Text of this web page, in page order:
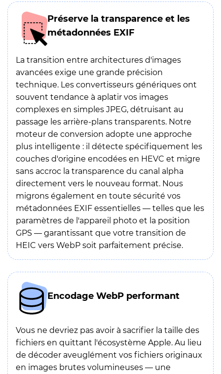
Préserve la transparence et les
métadonnées EXIF
La transition entre architectures d'images
avancées exige une grande précision
technique. Les convertisseurs génériques ont
souvent tendance à aplatir vos images
complexes en simples JPEG, détruisant au
passage les arrière-plans transparents. Notre
moteur de conversion adopte une approche
plus intelligente : il détecte spécifiquement les
couches d'origine encodées en HEVC et migre
sans accroc la transparence du canal alpha
directement vers le nouveau format. Nous
migrons également en toute sécurité vos
métadonnées EXIF essentielles — telles que les
paramètres de l'appareil photo et la position
GPS — garantissant que votre transition de
HEIC vers WebP soit parfaitement précise.
Encodage WebP performant
Vous ne devriez pas avoir à sacrifier la taille des
fichiers en quittant l'écosystème Apple. Au lieu
de décoder aveuglément vos fichiers originaux
en images brutes volumineuses — une